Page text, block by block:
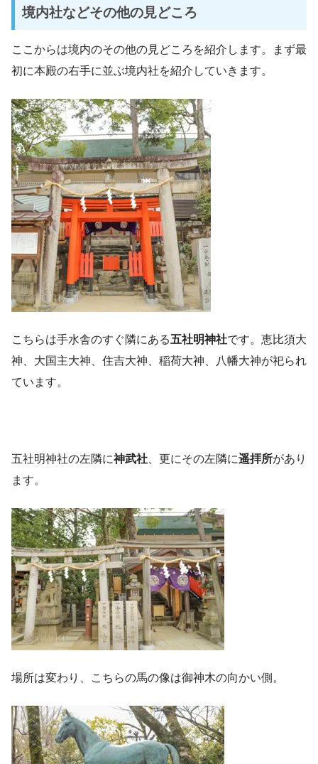
境内社などその他の見どころ
ここからは境内のその他の見どころを紹介します。まず最
初に本殿の右手に並ぶ境内社を紹介していきます。
こちらは手水舎のすぐ隣にある五社明神社です。恵比須大
神、大国主大神、住吉大神、稲荷大神、八幡大神が祀られ
ています。
五社明神社の左隣に神武社 、更にその左隣に遥拝所があり
ます。
場所は変わり、こちらの馬の像は御神木の向かい側。